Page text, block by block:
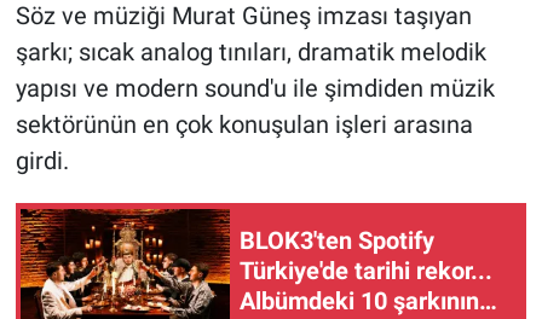
Söz ve müziği Murat Güneş imzası taşıyan
şarkı; sıcak analog tınıları, dramatik melodik
yapısı ve modern sound'u ile şimdiden müzik
sektörünün en çok konuşulan işleri arasına
girdi.
BLOK3'ten Spotify
Türkiye'de tarihi rekor...
Albümdeki 10 şarkının